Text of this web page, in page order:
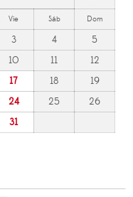
Vie Sáb Dom
3 4
5
10 11
12
17 18
19
24 25
26
31